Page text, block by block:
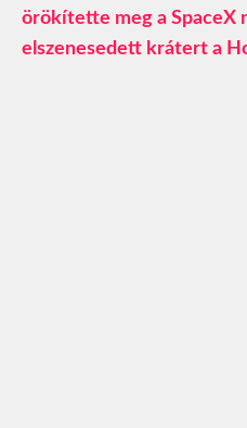
örökítette meg a SpaceX
elszenesedett krátert a